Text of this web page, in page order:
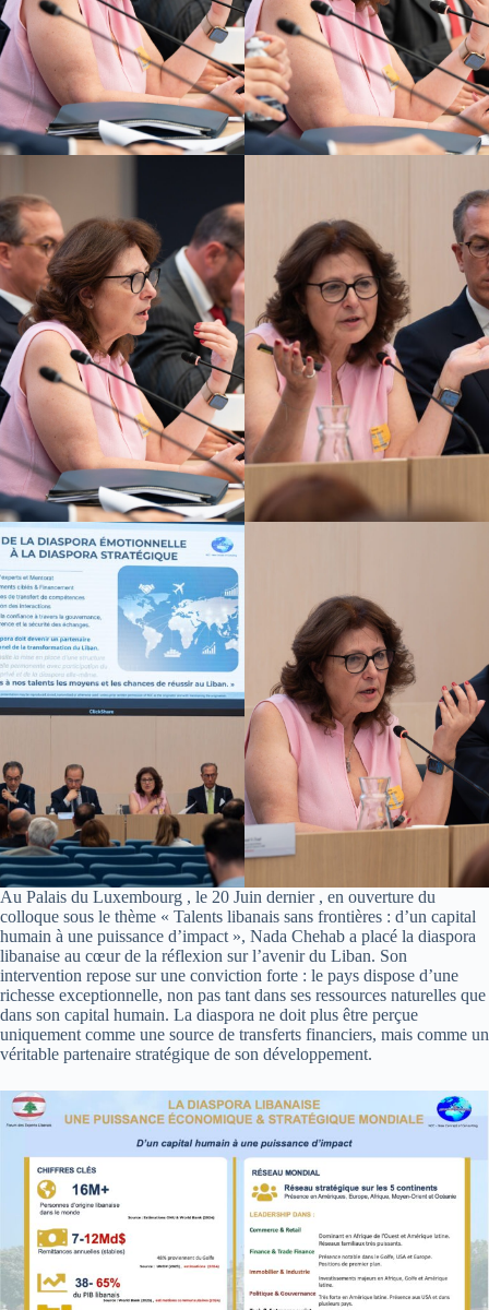
Au Palais du Luxembourg , le 20 Juin dernier , en ouverture du
colloque sous le thème « Talents libanais sans frontières : d’un capital
humain à une puissance d’impact », Nada Chehab a placé la diaspora
libanaise au cœur de la réflexion sur l’avenir du Liban. Son
intervention repose sur une conviction forte : le pays dispose d’une
richesse exceptionnelle, non pas tant dans ses ressources naturelles que
dans son capital humain. La diaspora ne doit plus être perçue
uniquement comme une source de transferts financiers, mais comme un
véritable partenaire stratégique de son développement.